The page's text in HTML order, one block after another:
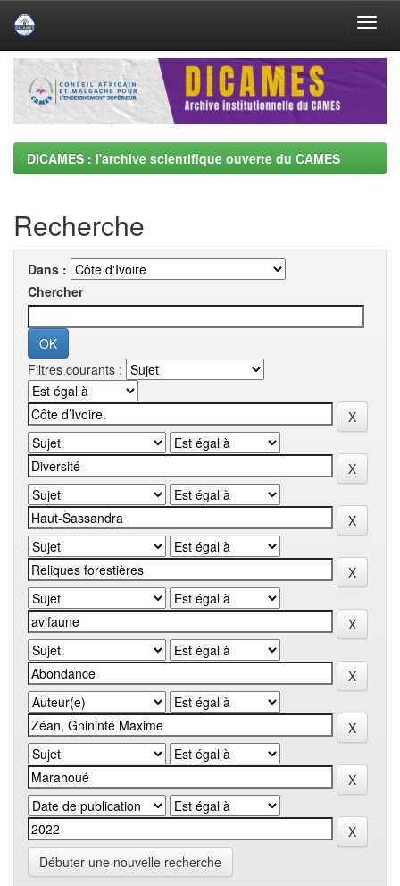
Skip
navigation
DICAMES : l'archive scientifique ouverte du CAMES
Recherche
Dans :
Chercher
Filtres courants :
Débuter une nouvelle recherche